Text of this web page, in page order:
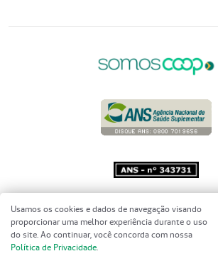
Copyright 2001 - 2026 Unimed do
Brasil - Todos os direitos reservados
Usamos os cookies e dados de navegação visando
proporcionar uma melhor experiência durante o uso
do site. Ao continuar, você concorda com nossa
Política de Privacidade.